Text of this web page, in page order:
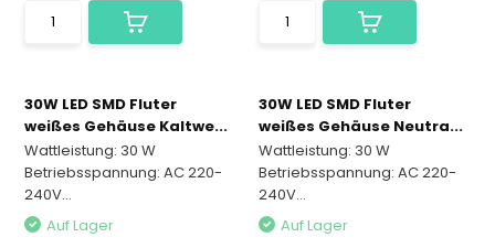
30W LED SMD Fluter
weißes Gehäuse Kaltwe...
Wattleistung: 30 W
Betriebsspannung: AC 220-
240V...
Auf Lager
30W LED SMD Fluter
weißes Gehäuse Neutra...
Wattleistung: 30 W
Betriebsspannung: AC 220-
240V...
Auf Lager